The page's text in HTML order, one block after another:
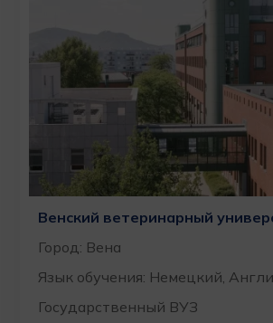
Венский ветеринарный
Город: Вена
Язык обучения: Немецкий,
Государственный ВУЗ